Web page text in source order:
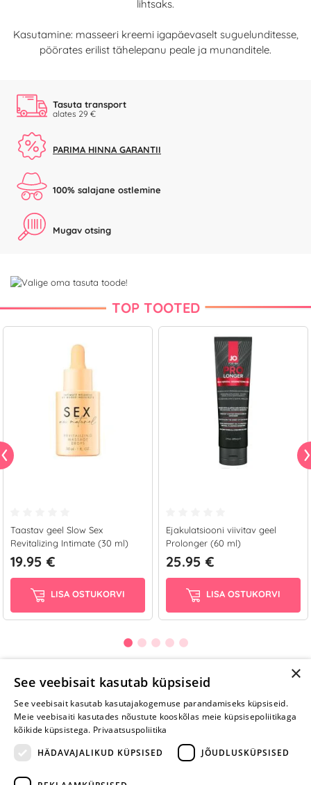
lihtsaks.
Kasutamine: masseeri kreemi igapäevaselt suguelunditesse,
pöörates erilist tähelepanu peale ja munanditele.
Tasuta transport
alates 29 €
PARIMA HINNA GARANTII
100% salajane ostlemine
Mugav otsing
TOP TOOTED
Taastav geel Slow Sex
Revitalizing Intimate (30 ml)
19.95 €
LISA OSTUKORVI
Ejakulatsiooni viivitav geel
Prolonger (60 ml)
25.95 €
LISA OSTUKORVI
Selle toote saab tellida ka helistades:
+372 668 3282
×
See veebisait kasutab küpsiseid
See veebisait kasutab kasutajakogemuse parandamiseks küpsiseid.
Meie veebisaiti kasutades nõustute kooskõlas meie küpsisepoliitikaga
kõikide küpsistega. Privaatsuspoliitika
HÄDAVAJALIKUD KÜPSISED
JÕUDLUSKÜPSISED